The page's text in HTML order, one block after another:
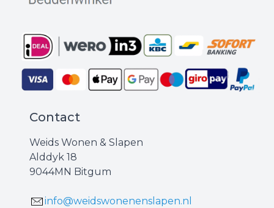
Contact
Weids Wonen & Slapen
Alddyk 18
9044MN Bitgum
info@weidswonenenslapen.nl